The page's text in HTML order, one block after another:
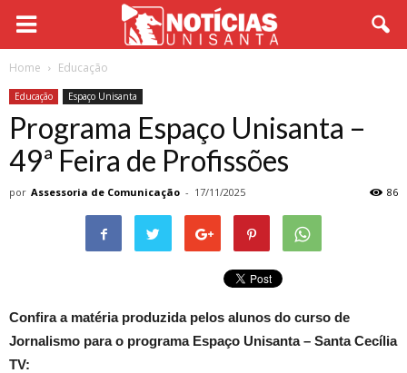
Home Educação
Educação Espaço Unisanta
Programa Espaço Unisanta –
49ª Feira de Profissões
por Assessoria de Comunicação - 17/11/2025 86
Confira a matéria produzida pelos alunos do curso de
Jornalismo para o programa Espaço Unisanta – Santa Cecília
TV: